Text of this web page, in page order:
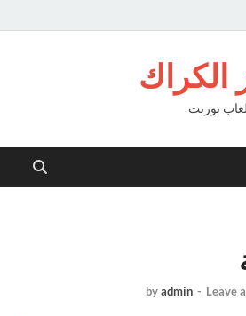
تورنت
byadmin - Leave